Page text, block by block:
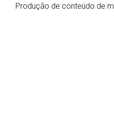
Produção de conteúdo de